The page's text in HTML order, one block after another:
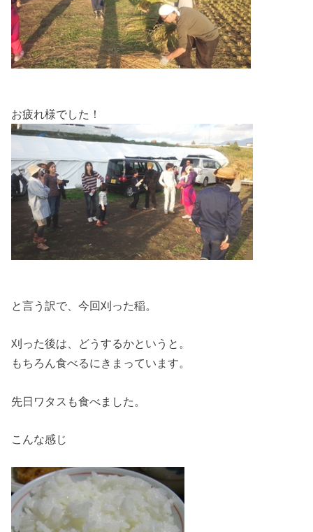
お疲れ様でした！
と言う訳で、今回刈った稲。
刈った後は、どうするかというと。
もちろん食べるにきまっています。
先日ワタスも食べました。
こんな感じ